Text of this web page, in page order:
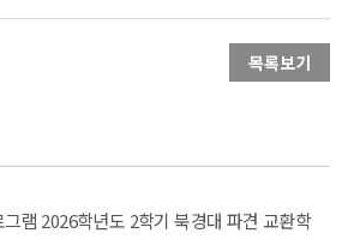
목록보기
램 2026학년도 2학기 북경대 파견 교환학